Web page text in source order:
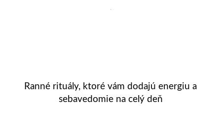
Ranné rituály, ktoré vám dodajú energiu a
sebavedomie na celý deň